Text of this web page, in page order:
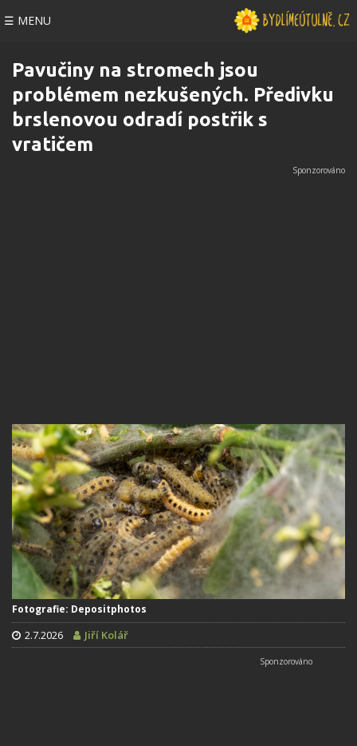
☰ MENU
Pavučiny na stromech jsou
problémem nezkušených. Předivku
brslenovou odradí postřik s
vratičem
Fotografie: Depositphotos
2.7.2026 Jiří Kolář